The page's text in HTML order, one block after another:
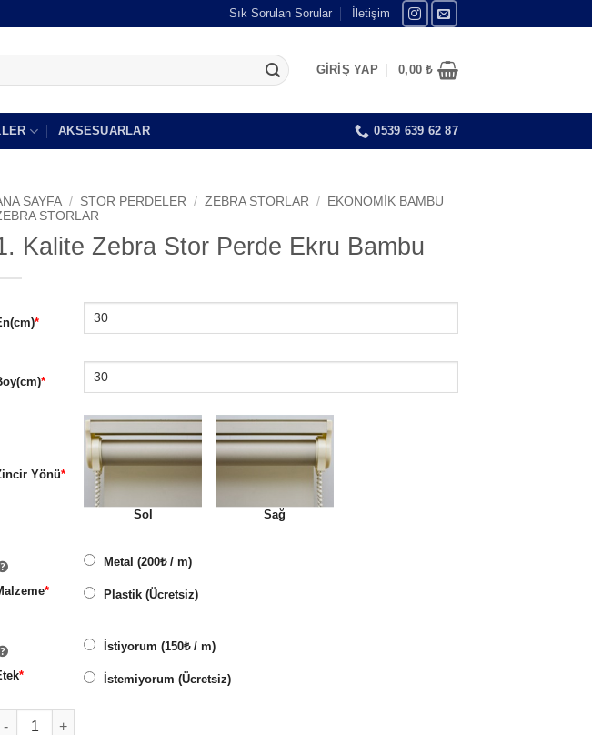
Sık Sorulan Sorular İletişim
GIRIŞ YAP 0,00₺
AKSESUARLAR 0539 639 62 87
SAYFA / STOR PERDELER / ZEBRA STORLAR /
EKONOMIK BAMBU
STORLAR
Kalite Zebra Stor Perde Ekru Bambu
(cm)*
(cm)*
Yönü*
Sol Sağ
*
Metal (200₺ / m)
Plastik (Ücretsiz)
*
İstiyorum (150₺ / m)
İstemiyorum (Ücretsiz)
1. Kalite Zebra Stor Perde Ekru Bambu adet